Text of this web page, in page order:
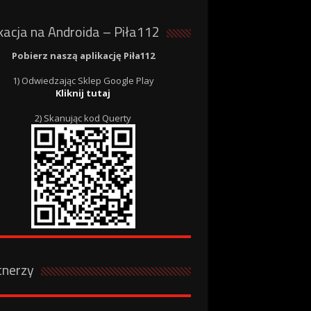
na Androida – Piła112
Pobierz naszą aplikację Piła112
1) Odwiedzając Sklep Google Play
Kliknij tutaj
2) Skanując kod Querty